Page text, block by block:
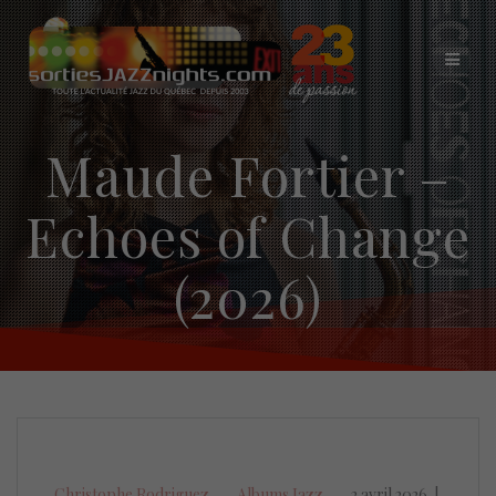
Skip
to
content
Maude Fortier –
Echoes of Change
(2026)